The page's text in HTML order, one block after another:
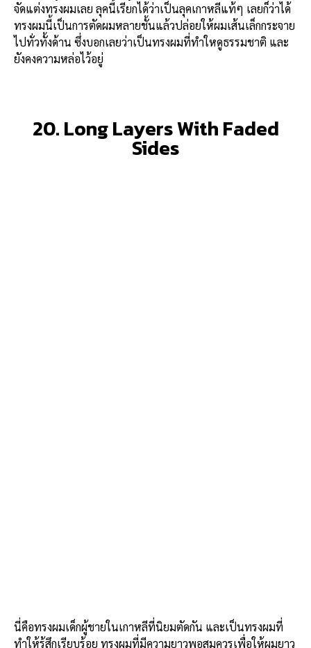
จัดแต่งทรงผมเลย ลุคนี้เรียกได้ว่าเป็นลุคเกาหลีแท้ๆ เลยก็ว่าได้
ทรงผมนี้เป็นการตัดผมหลายชั้นแล้วปล่อยให้ผมเส้นเล็กกระจาย
ไปทั่วทั้งด้าน ซึ่งบอกเลยว่าเป็นทรงผมที่ทำใหดูธรรมชาติ และ
ยังคงความหล่อไว้อยู่
20. Long Layers With Faded
Sides
นี่คือทรงผมเด็กผู้ชายในเกาหลีที่นิยมตัดกัน และเป็นทรงผมที่
ทำให้รู้สึกเรียบร้อย ทรงผมที่มีความยาวพอสมควรเพื่อให้ผมยาว